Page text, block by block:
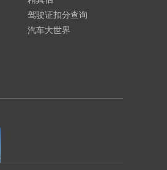
驾驶证扣分查询
汽车大世界